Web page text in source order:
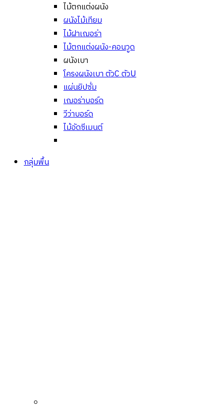
ไม้ตกแต่งผนัง
ผนังไม้เทียม
ไม้ฝาเฌอร่า
ไม้ตกแต่งผนัง-คอนวูด
ผนังเบา
โครงผนังเบา ตัวC ตัวU
แผ่นยิปซั่ม
เฌอร่าบอร์ด
วีว่าบอร์ด
ไม้อัดซีเมนต์
กลุ่มพื้น